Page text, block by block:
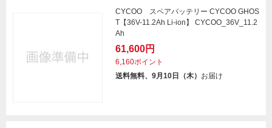
CYCOO スペアバッテリー CYCOO GHOS
T【36V-11.2Ah Li-ion】 CYCOO_36V_11.2
Ah
61,600円
6,160ポイント
送料無料、9月10日（木） お届け